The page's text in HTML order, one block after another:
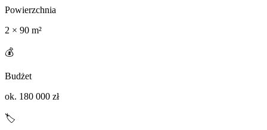
Powierzchnia
2 × 90 m²
💰
Budżet
ok. 180 000 zł
🏷️